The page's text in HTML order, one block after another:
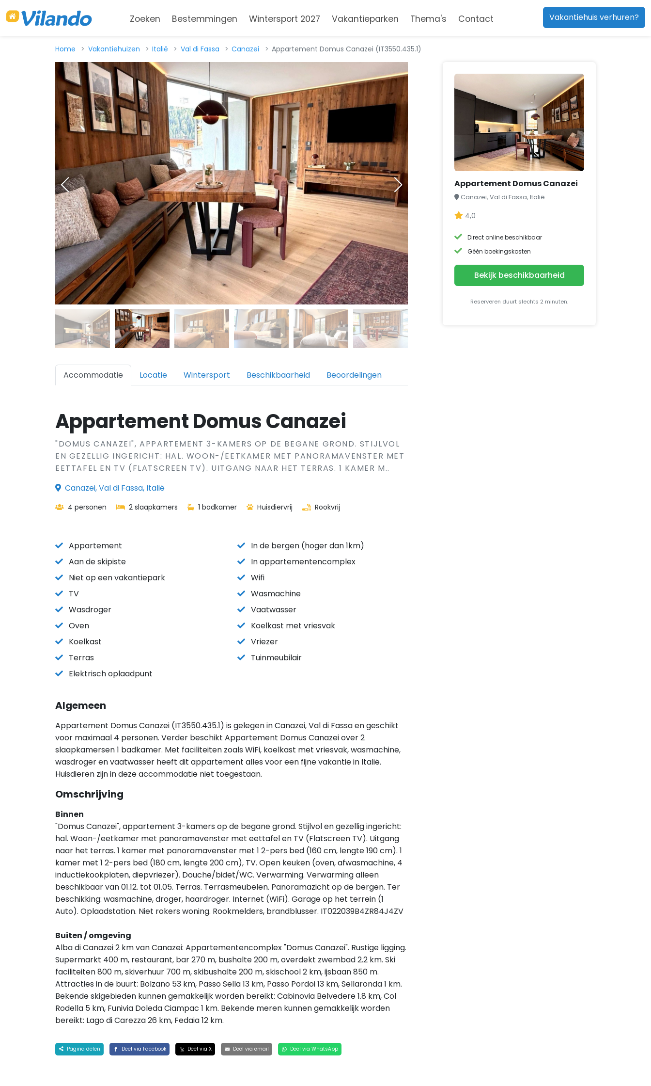
Zoeken Bestemmingen Wintersport 2027 Vakantieparken Thema's Contact Vakantiehuis verhuren?
Home Vakantiehuizen Italië Val di Fassa Canazei Appartement Domus Canazei (IT3550.435.1)
Accommodatie Locatie Wintersport Beschikbaarheid Beoordelingen
Appartement Domus Canazei
"DOMUS CANAZEI", APPARTEMENT 3-KAMERS OP DE BEGANE GROND. STIJLVOL
EN GEZELLIG INGERICHT: HAL. WOON-/EETKAMER MET PANORAMAVENSTER MET
EETTAFEL EN TV (FLATSCREEN TV). UITGANG NAAR HET TERRAS. 1 KAMER M..
Canazei, Val di Fassa, Italië
4 personen 2 slaapkamers 1 badkamer Huisdiervrij Rookvrij
Appartement
In de bergen (hoger dan 1km)
Aan de skipiste
In appartementencomplex
Niet op een vakantiepark
Wifi
TV
Wasmachine
Wasdroger
Vaatwasser
Oven
Koelkast met vriesvak
Koelkast
Vriezer
Terras
Tuinmeubilair
Elektrisch oplaadpunt
Algemeen
Appartement Domus Canazei (IT3550.435.1) is gelegen in Canazei, Val di Fassa en geschikt
voor maximaal 4 personen. Verder beschikt Appartement Domus Canazei over 2
slaapkamersen 1 badkamer. Met faciliteiten zoals WiFi, koelkast met vriesvak, wasmachine,
wasdroger en vaatwasser heeft dit appartement alles voor een fijne vakantie in Italië.
Huisdieren zijn in deze accommodatie niet toegestaan.
Omschrijving
Binnen
"Domus Canazei", appartement 3-kamers op de begane grond. Stijlvol en gezellig ingericht:
hal. Woon-/eetkamer met panoramavenster met eettafel en TV (Flatscreen TV). Uitgang
naar het terras. 1 kamer met panoramavenster met 1 2-pers bed (160 cm, lengte 190 cm). 1
kamer met 1 2-pers bed (180 cm, lengte 200 cm), TV. Open keuken (oven, afwasmachine, 4
inductiekookplaten, diepvriezer). Douche/bidet/WC. Verwarming. Verwarming alleen
beschikbaar van 01.12. tot 01.05. Terras. Terrasmeubelen. Panoramazicht op de bergen. Ter
beschikking: wasmachine, droger, haardroger. Internet (WiFi). Garage op het terrein (1
Auto). Oplaadstation. Niet rokers woning. Rookmelders, brandblusser. IT022039B4ZR84J4ZV
Buiten / omgeving
Alba di Canazei 2 km van Canazei: Appartementencomplex "Domus Canazei". Rustige ligging.
Supermarkt 400 m, restaurant, bar 270 m, bushalte 200 m, overdekt zwembad 2.2 km. Ski
faciliteiten 800 m, skiverhuur 700 m, skibushalte 200 m, skischool 2 km, ijsbaan 850 m.
Attracties in de buurt: Bolzano 53 km, Passo Sella 13 km, Passo Pordoi 13 km, Sellaronda 1 km.
Bekende skigebieden kunnen gemakkelijk worden bereikt: Cabinovia Belvedere 1.8 km, Col
Rodella 5 km, Funivia Doleda Ciampac 1 km. Bekende meren kunnen gemakkelijk worden
bereikt: Lago di Carezza 26 km, Fedaia 12 km.
Pagina delen Deel via Facebook Deel via X Deel via email Deel via WhatsApp
Appartement Domus Canazei
Canazei, Val di Fassa, Italië
4,0
Direct online beschikbaar
Géén boekingskosten
Bekijk beschikbaarheid
Reserveren duurt slechts 2 minuten.